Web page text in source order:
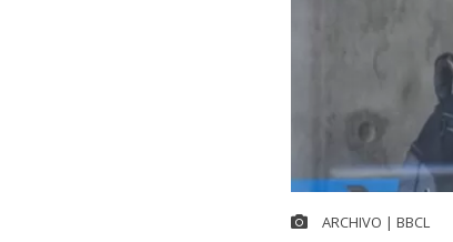
ARCHIVO | BBCL